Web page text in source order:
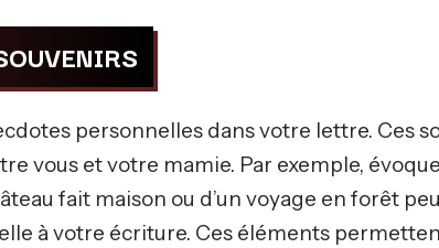
personnelles dans votre lettre. Ces
vous et votre mamie. Par exemple,
fait maison ou d’un voyage en forêt
à votre écriture. Ces éléments